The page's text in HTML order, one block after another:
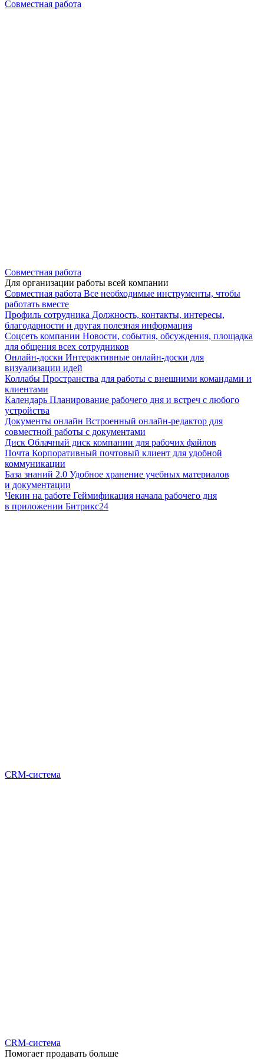
Совместная работа
Совместная работа
Для организации работы всей компании
Совместная работа Все необходимые инструменты, чтобы
работать вместе
Профиль сотрудника Должность, контакты, интересы,
благодарности и другая полезная информация
Соцсеть компании Новости, события, обсуждения, площадка
для общения всех сотрудников
Онлайн-доски Интерактивные онлайн-доски для
визуализации идей
Коллабы Пространства для работы с внешними командами и
клиентами
Календарь Планирование рабочего дня и встреч с любого
устройства
Документы онлайн Встроенный онлайн-редактор для
совместной работы с документами
Диск Облачный диск компании для рабочих файлов
Почта Корпоративный почтовый клиент для удобной
коммуникации
База знаний 2.0 Удобное хранение учебных материалов
и документации
Чекин на работе Геймификация начала рабочего дня
в приложении Битрикс24
CRM-система
CRM-система
Помогает продавать больше